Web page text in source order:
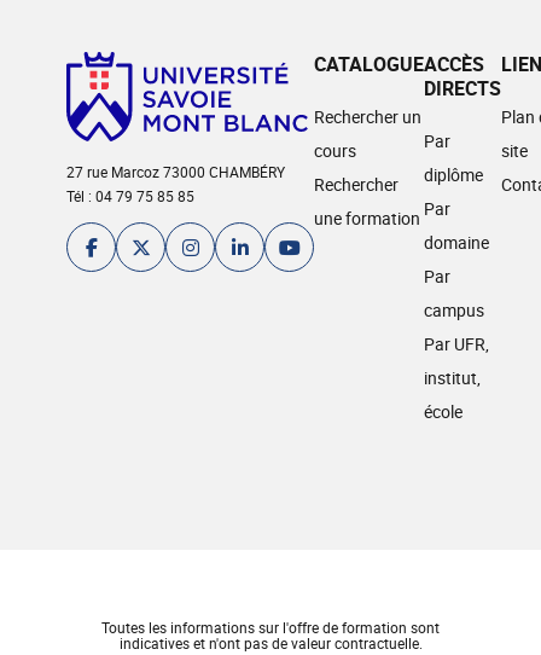
27 rue Marcoz 73000 CHAMBÉRY
Tél : 04 79 75 85 85
CATALOGUE
Rechercher un
cours
Rechercher
une formation
ACCÈS
DIRECTS
Par
diplôme
Par
domaine
Par
campus
Par UFR,
institut,
école
Plan
site
Toutes les informations sur l'offre de formation sont
indicatives et n'ont pas de valeur contractuelle.